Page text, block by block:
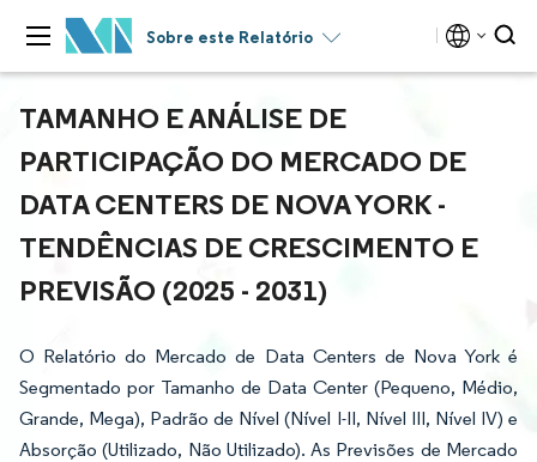
Sobre este Relatório
TAMANHO E ANÁLISE DE
PARTICIPAÇÃO DO MERCADO DE
DATA CENTERS DE NOVA YORK -
TENDÊNCIAS DE CRESCIMENTO E
PREVISÃO (2025 - 2031)
O Relatório do Mercado de Data Centers de Nova York é
Segmentado por Tamanho de Data Center (Pequeno, Médio,
Grande, Mega), Padrão de Nível (Nível I-II, Nível III, Nível IV) e
Absorção (Utilizado, Não Utilizado). As Previsões de Mercado